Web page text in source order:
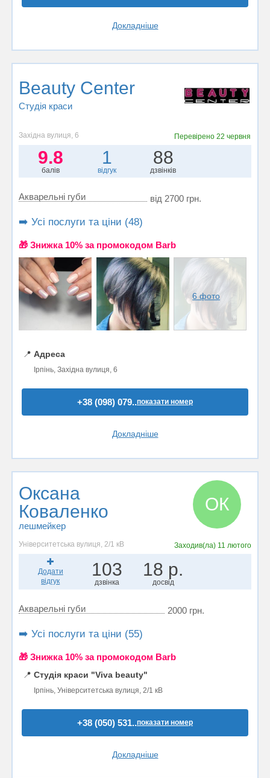
Докладніше
Beauty Center
Студія краси
Західна вулиця, 6 Перевірено22 червня
9.8
балів
1
відгук
88
дзвінків
Акварельні губи від 2700 грн.
➡️ Усі послуги та ціни (48)
🎁 Знижка 10% за промокодом Barb
6 фото
📍 Адреса
Ірпінь, Західна вулиця, 6
+38 (098) 079..показати номер
Докладніше
Оксана
Коваленко
лешмейкер
ОК
Університетська вулиця, 2/1 кВ Заходив(ла) 11 лютого
Додати
відгук
103
дзвінка
18 р.
досвід
Акварельні губи 2000 грн.
➡️ Усі послуги та ціни (55)
🎁 Знижка 10% за промокодом Barb
📍 Студія краси "Viva beauty"
Ірпінь, Університетська вулиця, 2/1 кВ
+38 (050) 531..показати номер
Докладніше